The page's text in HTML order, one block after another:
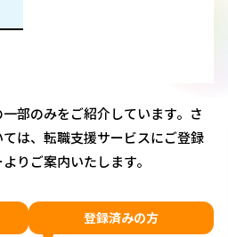
部のみをご紹介しています。さ
は、転職支援サービスにご登録
りご案内いたします。
登録済みの方